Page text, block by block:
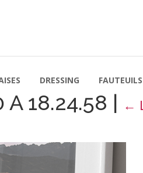
DRESSING FAUTEUILS
18.24.58 | ←